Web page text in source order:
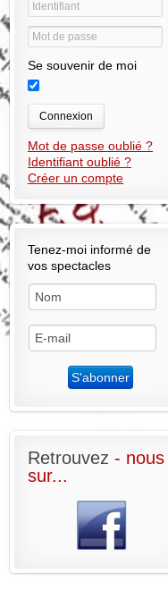
Se souvenir de moi
Connexion
Mot de passe oublié ?
Identifiant oublié ?
Créer un compte
Tenez-moi informé de
vos spectacles
Retrouvez - nous
sur...